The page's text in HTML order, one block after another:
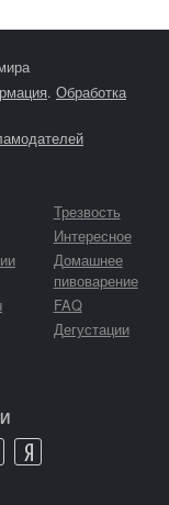
. Обработка
Трезвость
Интересное
Домашнее
пивоварение
FAQ
Дегустации